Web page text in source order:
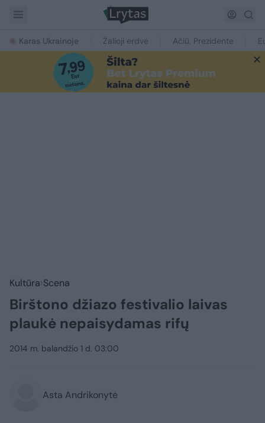
Karas Ukrainoje Žalioji erdvė Ačiū, Prezidente
Kultūra Scena
Birštono džiazo festivalio laivas
plaukė nepaisydamas rifų
2014 m. balandžio 1 d. 03:00
Asta Andrikonytė